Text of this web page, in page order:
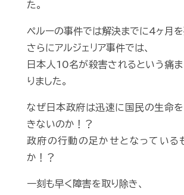
た。
ペルーの事件では解決までに4ヶ月を
さらにアルジェリア事件では、
日本人10名が殺害されるという痛
りました。
なぜ日本政府は迅速に国民の生命
きないのか！？
政府の行動の足かせとなっている
か！？
一刻も早く障害を取り除き、